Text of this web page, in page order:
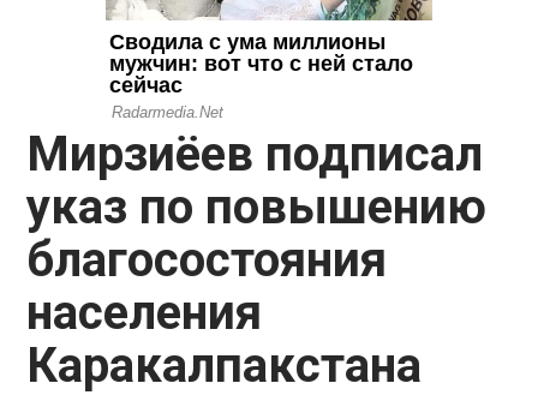
Мирзиёев подписал
указ по повышению
благосостояния
населения
Каракалпакстана